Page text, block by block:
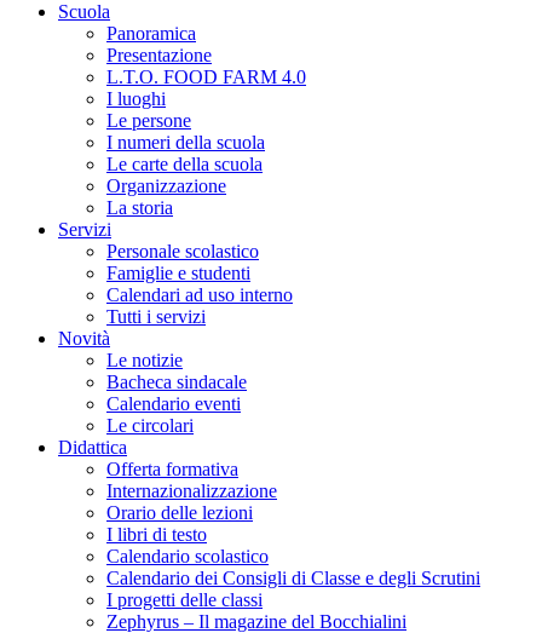
Scuola
Panoramica
Presentazione
L.T.O. FOOD FARM 4.0
I luoghi
Le persone
I numeri della scuola
Le carte della scuola
Organizzazione
La storia
Servizi
Personale scolastico
Famiglie e studenti
Calendari ad uso interno
Tutti i servizi
Novità
Le notizie
Bacheca sindacale
Calendario eventi
Le circolari
Didattica
Offerta formativa
Internazionalizzazione
Orario delle lezioni
I libri di testo
Calendario scolastico
Calendario dei Consigli di Classe e degli Scrutini
I progetti delle classi
Zephyrus – Il magazine del Bocchialini